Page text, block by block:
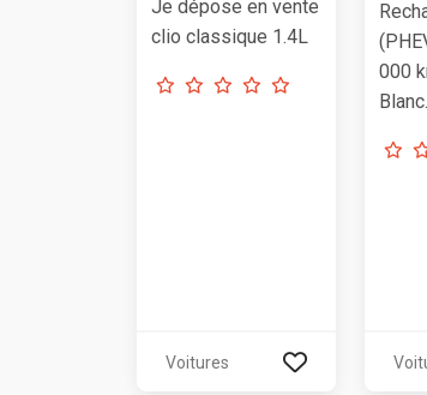
Je dépose en vente
clio classique 1.4L
Voitures
000